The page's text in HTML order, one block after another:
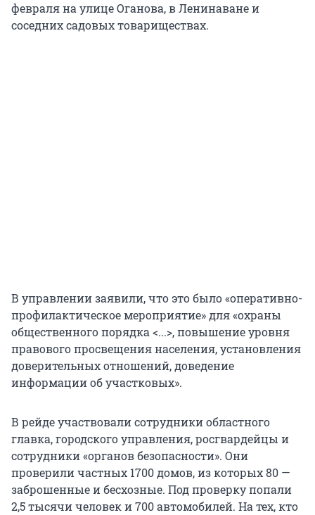
февраля на улице Оганова, в Ленинаване и
соседних садовых товариществах.
В управлении заявили, что это было «оперативно-
профилактическое мероприятие» для «охраны
общественного порядка <...>, повышение уровня
правового просвещения населения, установления
доверительных отношений, доведение
информации об участковых».
В рейде участвовали сотрудники областного
главка, городского управления, росгвардейцы и
сотрудники «органов безопасности». Они
проверили частных 1700 домов, из которых 80 —
заброшенные и бесхозные. Под проверку попали
2,5 тысячи человек и 700 автомобилей. На тех, кто